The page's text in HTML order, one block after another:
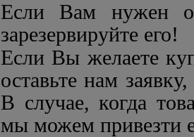
Если Вам нужен
зарезервируйте его!
Если Вы желаете
оставьте нам
В случае, когда
мы можем привезти